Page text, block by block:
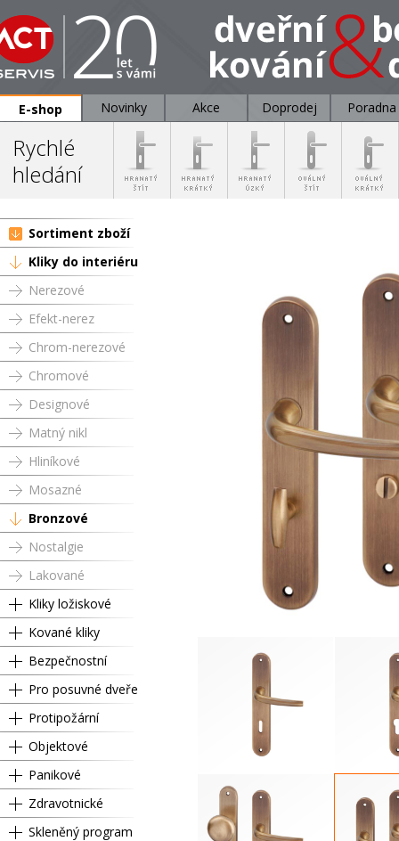
E-shop Novinky Akce Doprodej Poradna
Rychlé
hledání
Sortiment zboží
Kliky do interiéru
Nerezové
Efekt-nerez
Chrom-nerezové
Chromové
Designové
Matný nikl
Hliníkové
Mosazné
Bronzové
Nostalgie
Lakované
Kliky ložiskové
Kované kliky
Bezpečnostní
Pro posuvné dveře
Protipožární
Objektové
Panikové
Zdravotnické
Skleněný program
Dózický klíč